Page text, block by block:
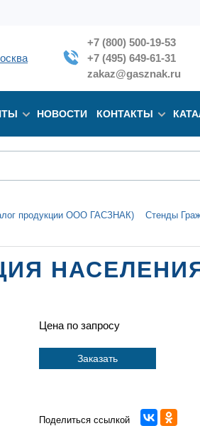
+7 (800) 500-19-53
+7 (495) 649-61-31
zakaz@gasznak.ru
НОВОСТИ КОНТАКТЫ
продукции ООО ГАСЗНАК)
Стенды
Цена по запросу
Заказать
Поделиться ссылкой